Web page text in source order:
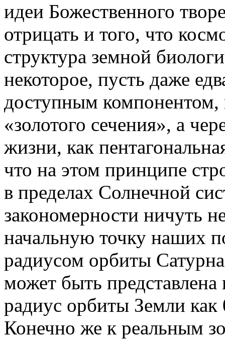
идеи Божественного
отрицать и того, что
структура земной
некоторое, пусть даже
доступным компонентом,
«золотого сечения», а
жизни, как
что на этом принципе
в пределах Солнечной
закономерности ничуть
начальную точку наших
радиусом орбиты
может быть
радиус орбиты Земли
Конечно же к реальным